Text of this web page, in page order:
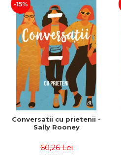
-15%
Conversatii cu prietenii -
Sally Rooney
60,26 Lei